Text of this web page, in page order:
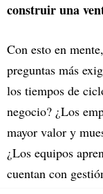
construir una
Con esto en
preguntas más
los tiempos de
negocio? ¿Los
mayor valor y
¿Los equipos
cuentan con